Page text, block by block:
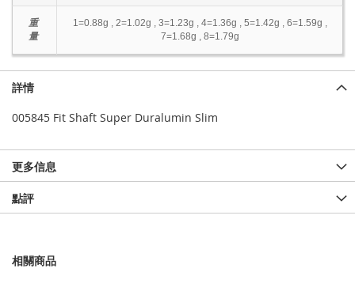
重
量
1=0.88g , 2=1.02g , 3=1.23g , 4=1.36g , 5=1.42g , 6=1.59g ,
7=1.68g , 8=1.79g
詳情
005845 Fit Shaft Super Duralumin Slim
更多信息
點評
相關商品